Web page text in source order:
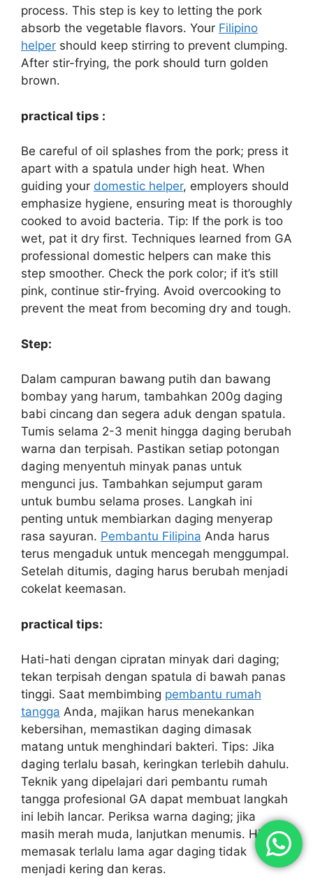
process. This step is key to letting the pork
absorb the vegetable flavors. Your Filipino
helper should keep stirring to prevent clumping.
After stir-frying, the pork should turn golden
brown.
practical tips :
Be careful of oil splashes from the pork; press it
apart with a spatula under high heat. When
guiding your domestic helper, employers should
emphasize hygiene, ensuring meat is thoroughly
cooked to avoid bacteria. Tip: If the pork is too
wet, pat it dry first. Techniques learned from GA
professional domestic helpers can make this
step smoother. Check the pork color; if it’s still
pink, continue stir-frying. Avoid overcooking to
prevent the meat from becoming dry and tough.
Step:
Dalam campuran bawang putih dan bawang
bombay yang harum, tambahkan 200g daging
babi cincang dan segera aduk dengan spatula.
Tumis selama 2-3 menit hingga daging berubah
warna dan terpisah. Pastikan setiap potongan
daging menyentuh minyak panas untuk
mengunci jus. Tambahkan sejumput garam
untuk bumbu selama proses. Langkah ini
penting untuk membiarkan daging menyerap
rasa sayuran. Pembantu Filipina Anda harus
terus mengaduk untuk mencegah menggumpal.
Setelah ditumis, daging harus berubah menjadi
cokelat keemasan.
practical tips:
Hati-hati dengan cipratan minyak dari daging;
tekan terpisah dengan spatula di bawah panas
tinggi. Saat membimbing pembantu rumah
tangga Anda, majikan harus menekankan
kebersihan, memastikan daging dimasak
matang untuk menghindari bakteri. Tips: Jika
daging terlalu basah, keringkan terlebih dahulu.
Teknik yang dipelajari dari pembantu rumah
tangga profesional GA dapat membuat langkah
ini lebih lancar. Periksa warna daging; jika
masih merah muda, lanjutkan menumis. Hindari
memasak terlalu lama agar daging tidak
menjadi kering dan keras.